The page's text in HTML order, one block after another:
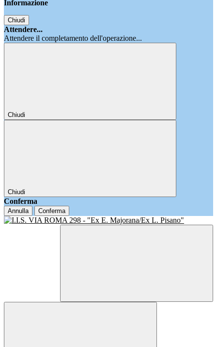
Informazione
Chiudi
Attendere...
Attendere il completamento dell'operazione...
Chiudi
Chiudi
Conferma
Annulla Conferma